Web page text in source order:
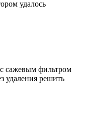
удалось
сажевым фильтром
удаления решить